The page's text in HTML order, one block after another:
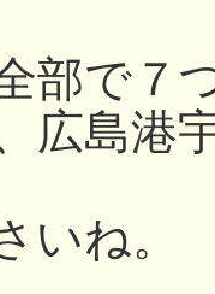
全部
広島港
いね。